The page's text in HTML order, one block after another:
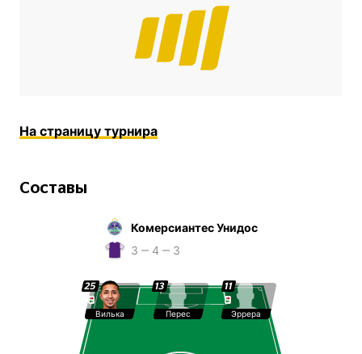
На страницу турнира
Составы
Комерсиантес Унидос
3 ‒ 4 ‒ 3
11
Эррера
13
Перес
25
Вилька